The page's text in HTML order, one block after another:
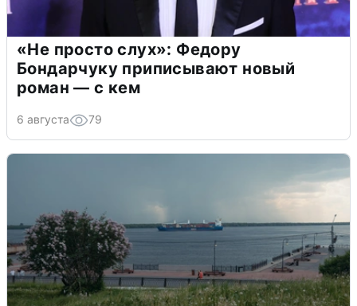
«Не просто слух»: Федору
Бондарчуку приписывают новый
роман — с кем
6 августа 79